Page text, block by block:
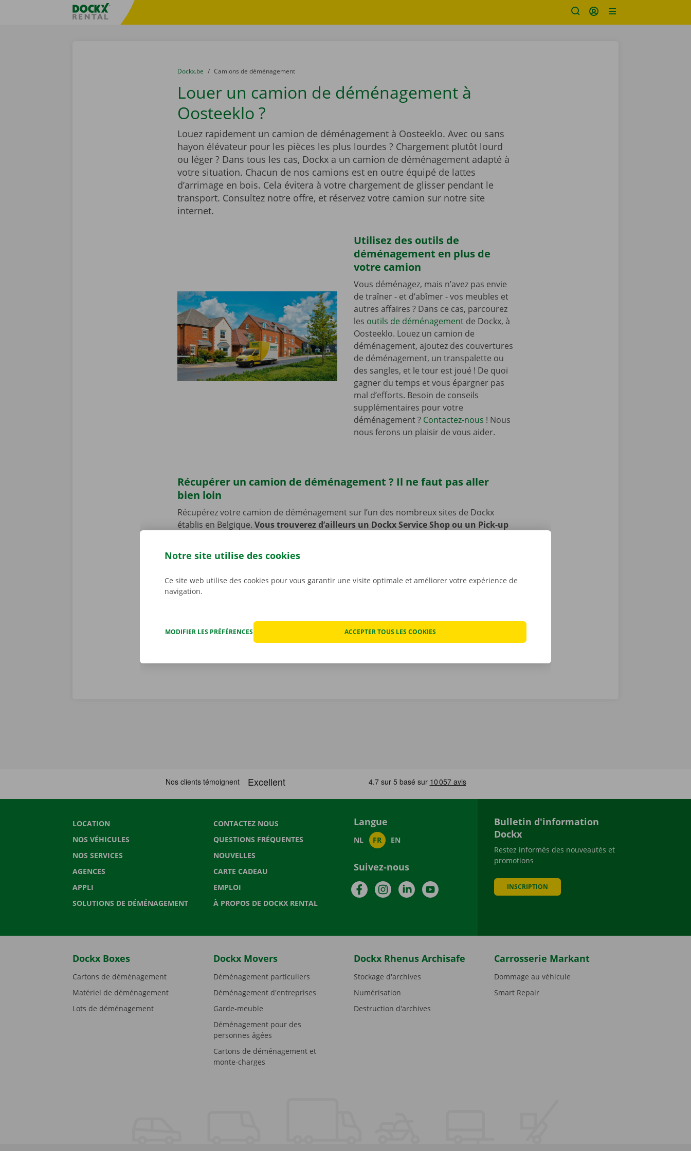
sitename
You are here:
du
Dockx.be to
Camions de déménagement
Louer un camion de déménagement à
Oosteeklo ?
Louez rapidement un camion de déménagement à Oosteeklo. Avec ou sans
hayon élévateur pour les pièces les plus lourdes ? Chargement plutôt lourd
ou léger ? Dans tous les cas, Dockx a un camion de déménagement adapté à
votre situation. Chacun de nos camions est en outre équipé de lattes
d’arrimage en bois. Cela évitera à votre chargement de glisser pendant le
transport. Consultez notre offre, et réservez votre camion sur notre site
internet.
Utilisez des outils de
déménagement en plus de
votre camion
Vous déménagez, mais n’avez pas envie
de traîner - et d’abîmer - vos meubles et
autres affaires ? Dans ce cas, parcourez
les outils de déménagementde Dockx, à
Oosteeklo. Louez un camion de
déménagement, ajoutez des couvertures
de déménagement, un transpalette ou
des sangles, et le tour est joué ! De quoi
gagner du temps et vous épargner pas
mal d’efforts. Besoin de conseils
supplémentaires pour votre
déménagement ? Contactez-nous ! Nous
nous ferons un plaisir de vous aider.
Récupérer un camion de déménagement ? Il ne faut pas aller
bien loin
Récupérez votre camion de déménagement sur l’un des nombreux sites de Dockx
établis en Belgique. Vous trouverez d’ailleurs un Dockx Service Shop ou un Pick-up
Notre point d’enlèvement est en outre facilement accessible en transports publics.
Vous venez en voiture ou à vélo ? Pas de souci : nous avons prévu des places pour
location de votre camion de déménagement.
LOCATION
NOS VÉHICULES
NOS SERVICES
AGENCES
APPLI
SOLUTIONS DE DÉMÉNAGEMENT
CONTACTEZ NOUS
QUESTIONS FRÉQUENTES
NOUVELLES
CARTE CADEAU
EMPLOI
À PROPOS DE DOCKX RENTAL
Langue
NL FR EN
Suivez-nous
FacebookInstagramLinkedInYouTube
Bulletin d'information
Dockx
Restez informés des nouveautés et
promotions
INSCRIPTION
Dockx Boxes
Cartons de déménagement
Matériel de déménagement
Lots de déménagement
Dockx Movers
Déménagement particuliers
Déménagement d'entreprises
Garde-meuble
Déménagement pour des
personnes âgées
Cartons de déménagement et
monte-charges
Dockx Rhenus Archisafe
Stockage d'archives
Numérisation
Destruction d'archives
Carrosserie Markant
Dommage au véhicule
Smart Repair
Notre site utilise des cookies
Ce site web utilise des cookies pour vous garantir une visite optimale et améliorer votre expérience de
navigation.
MODIFIER LES PRÉFÉRENCES ACCEPTER TOUS LES COOKIES